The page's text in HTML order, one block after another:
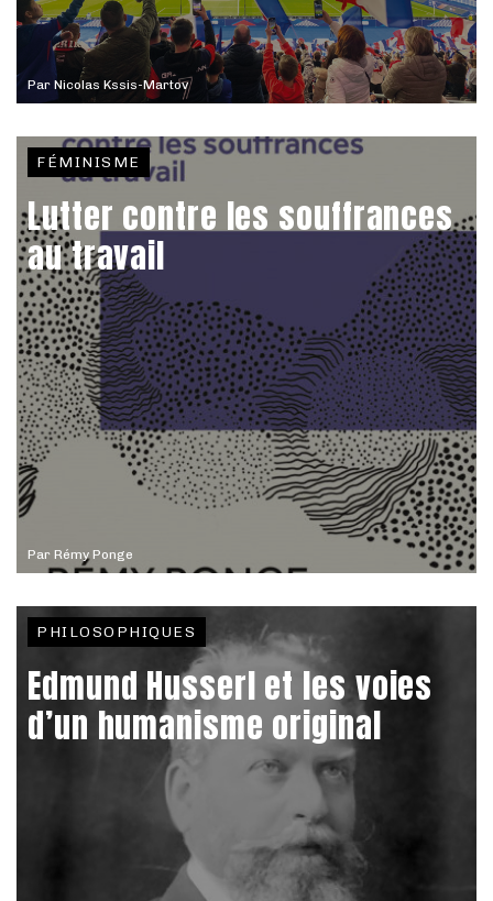
Par Nicolas Kssis-Martov
Par Rémy Ponge
FÉMINISME
Lutter contre les souffrances
au travail
PHILOSOPHIQUES
Edmund Husserl et les voies
d’un humanisme original